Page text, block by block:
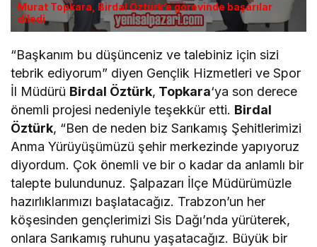
Murat Topkara, Birdal Öztürk’e görevinde başarılar
diledi
“Başkanım bu düşünceniz ve talebiniz için sizi
tebrik ediyorum” diyen Gençlik Hizmetleri ve Spor
İl Müdürü Birdal Öztürk, Topkara‘ya son derece
önemli projesi nedeniyle teşekkür etti. Birdal
Öztürk, “Ben de neden biz Sarıkamış Şehitlerimizi
Anma Yürüyüşümüzü şehir merkezinde yapıyoruz
diyordum. Çok önemli ve bir o kadar da anlamlı bir
talepte bulundunuz. Şalpazarı İlçe Müdürümüzle
hazırlıklarımızı başlatacağız. Trabzon’un her
köşesinden gençlerimizi Sis Dağı’nda yürüterek,
onlara Sarıkamış ruhunu yaşatacağız. Büyük bir